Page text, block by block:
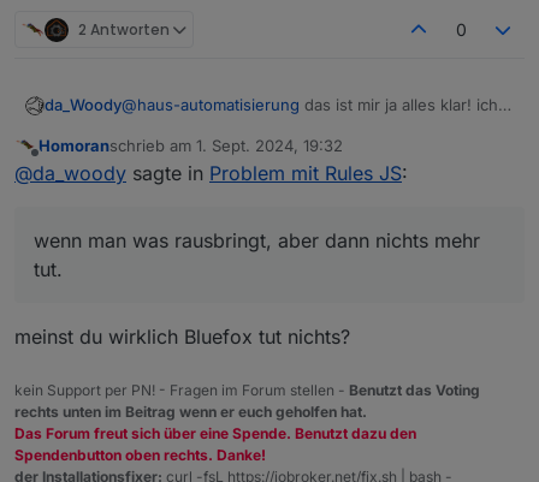
2 Antworten 0
da_Woody@haus-automatisierung das ist mir ja alles klar! ich
dann nichts mehr tut.
Offline
Homoranschrieb am 1. Sept. 2024, 19:32
zuletzt editiert von
@da_woody sagte in Problem mit Rules JS:
wenn man was rausbringt, aber dann nichts mehr
tut.
meinst du wirklich Bluefox tut nichts?
kein Support per PN! - Fragen im Forum stellen - Benutzt das Voting
rechts unten im Beitrag wenn er euch geholfen hat.
Das Forum freut sich über eine Spende. Benutzt dazu den
Spendenbutton oben rechts. Danke!
der Installationsfixer: curl -fsL https://iobroker.net/fix.sh | bash -